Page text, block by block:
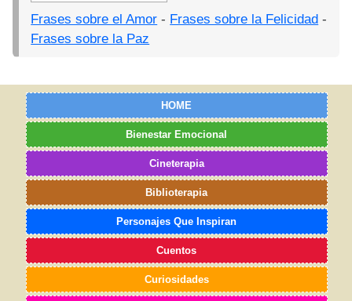
Frases sobre el Amor - Frases sobre la Felicidad -
Frases sobre la Paz
HOME
Bienestar Emocional
Cineterapia
Biblioterapia
Personajes Que Inspiran
Cuentos
Curiosidades